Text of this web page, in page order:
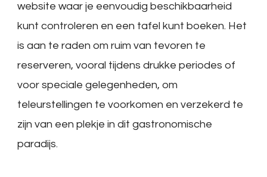
website waar je eenvoudig beschikbaarheid
kunt controleren en een tafel kunt boeken. Het
is aan te raden om ruim van tevoren te
reserveren, vooral tijdens drukke periodes of
voor speciale gelegenheden, om
teleurstellingen te voorkomen en verzekerd te
zijn van een plekje in dit gastronomische
paradijs.